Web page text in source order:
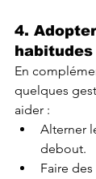
4.
habitudes
En
quelques
aider :
Alterner
debout.
Faire